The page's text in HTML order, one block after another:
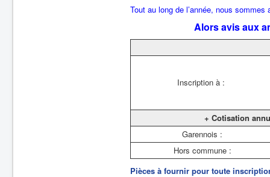
Tout au long de l’année, nous
Alors avis aux
Inscription à :
+ Cotisation
Garennois :
Hors commune :
Pièces à fournir pour toute